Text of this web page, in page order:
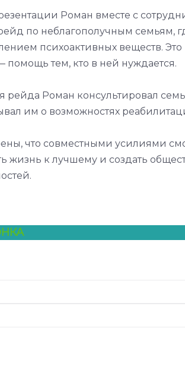
Роман вместе с
по неблагополучным семьям,
психоактивных веществ.
помощь тем, кто в ней нуждается.
рейда Роман консультировал
им о возможностях
что совместными усилиями
жизнь к лучшему и создать